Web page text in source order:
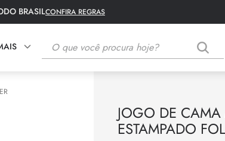
BRASILCONFIRA REGRAS
O que você procura hoje?
JOGO DE CAMA
ESTAMPADO
MAIS BUSCADOS